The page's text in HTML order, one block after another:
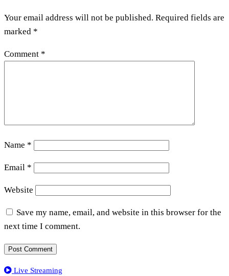
Your email address will not be published. Required fields are
marked *
Comment *
Name *
Email *
Website
Save my name, email, and website in this browser for the
next time I comment.
Live Streaming